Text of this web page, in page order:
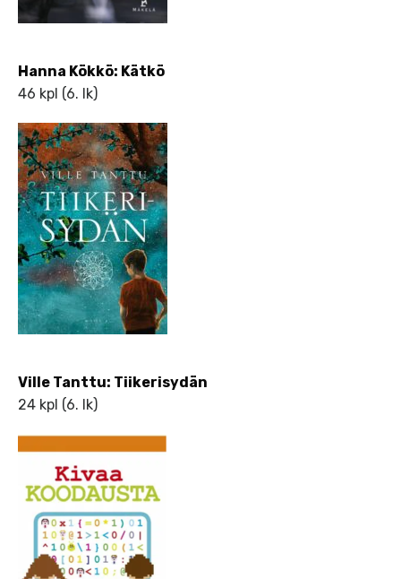
Hanna Kökkö: Kätkö
46 kpl (6. lk)
Ville Tanttu: Tiikerisydän
24 kpl (6. lk)